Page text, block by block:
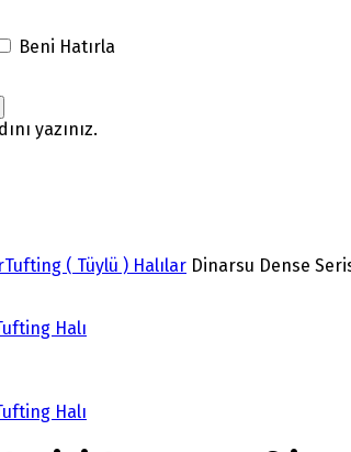
Beni Hatırla
yazınız.
Tufting ( Tüylü ) Halılar Dinarsu Dense
Halı
Halı